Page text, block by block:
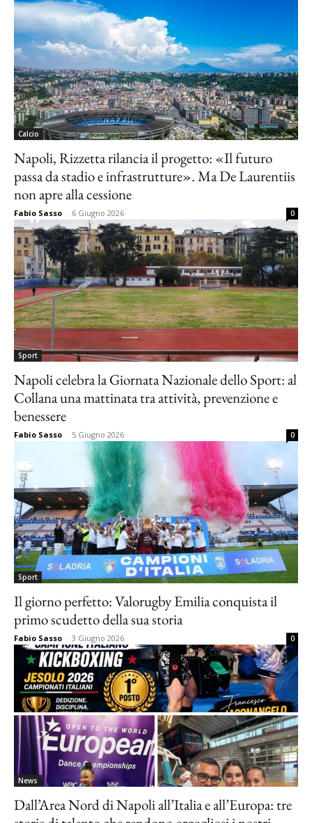
Calcio
Napoli, Rizzetta rilancia il progetto: «Il futuro
passa da stadio e infrastrutture». Ma De Laurentiis
non apre alla cessione
Fabio Sasso - 6 Giugno 2026 0
Sport
Napoli celebra la Giornata Nazionale dello Sport: al
Collana una mattinata tra attività, prevenzione e
benessere
Fabio Sasso - 5 Giugno 2026 0
Sport
Il giorno perfetto: Valorugby Emilia conquista il
primo scudetto della sua storia
Fabio Sasso - 3 Giugno 2026 0
News
Dall’Area Nord di Napoli all’Italia e all’Europa: tre